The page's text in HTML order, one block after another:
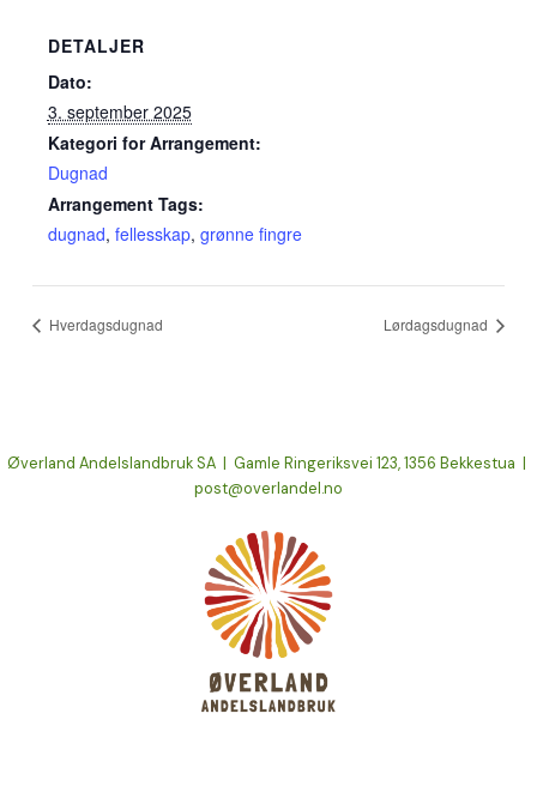
DETALJER
Dato:
3. september 2025
Kategori for Arrangement:
Dugnad
Arrangement Tags:
dugnad, fellesskap, grønne fingre
Hverdagsdugnad Lørdagsdugnad
Øverland Andelslandbruk SA | Gamle Ringeriksvei 123, 1356 Bekkestua |
post@overlandel.no